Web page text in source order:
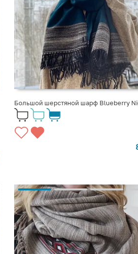
Большой шерстяной шарф Blueberry